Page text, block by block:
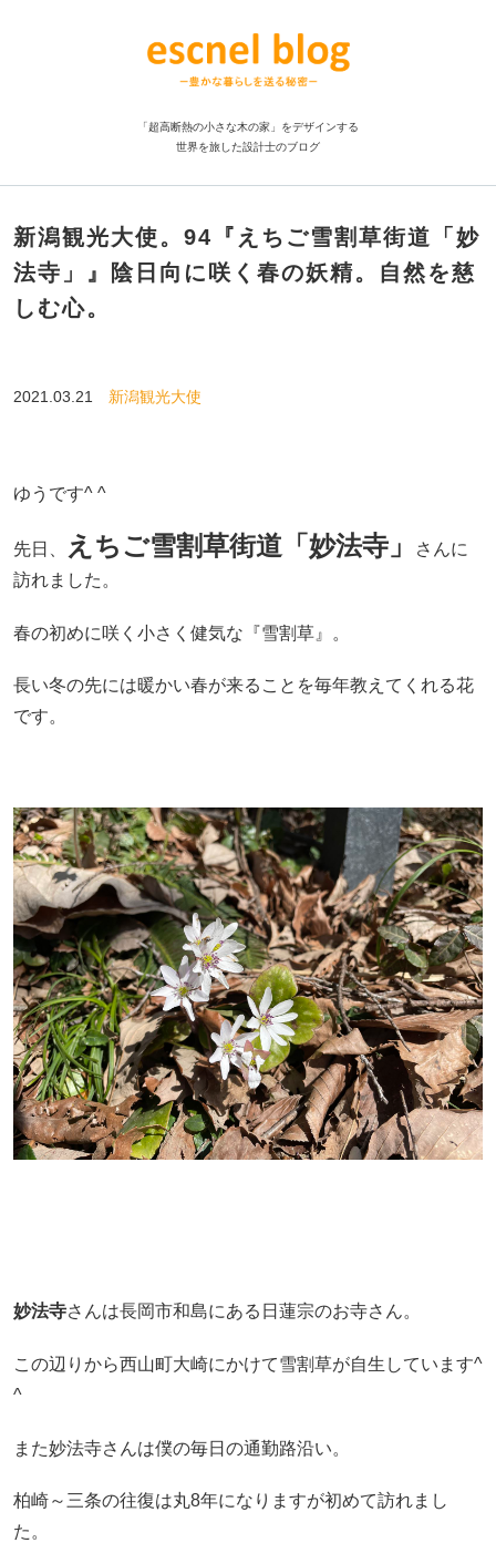
「超高断熱の小さな木の家」をデザインする
世界を旅した設計士のブログ
新潟観光大使。94『えちご雪割草街道「妙
法寺」』陰日向に咲く春の妖精。自然を慈
しむ心。
2021.03.21 新潟観光大使
ゆうです^ ^
先日、 えちご雪割草街道「妙法寺」
さんに
訪れました。
春の初めに咲く小さく健気な『雪割草』。
長い冬の先には暖かい春が来ることを毎年教えてくれる花
です。
妙法寺さんは長岡市和島にある日蓮宗のお寺さん。
この辺りから西山町大崎にかけて雪割草が自生しています^
^
また妙法寺さんは僕の毎日の通勤路沿い。
柏崎～三条の往復は丸8年になりますが初めて訪れまし
た。